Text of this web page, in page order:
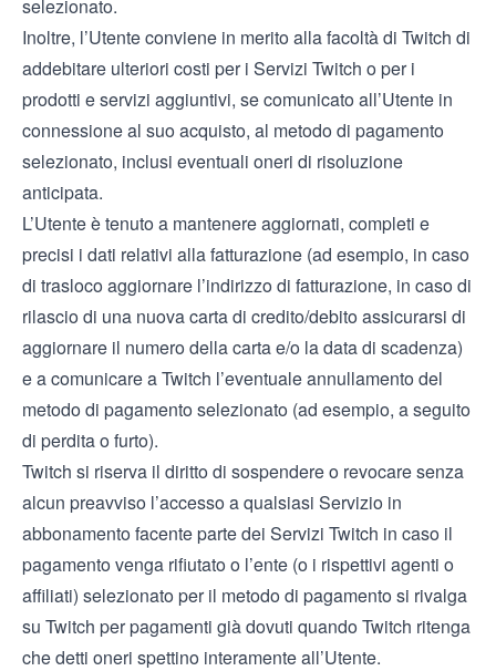
selezionato.
Inoltre, l’Utente conviene in merito alla facoltà di Twitch di
addebitare ulteriori costi per i Servizi Twitch o per i
prodotti e servizi aggiuntivi, se comunicato all’Utente in
connessione al suo acquisto, al metodo di pagamento
selezionato, inclusi eventuali oneri di risoluzione
anticipata.
L’Utente è tenuto a mantenere aggiornati, completi e
precisi i dati relativi alla fatturazione (ad esempio, in caso
di trasloco aggiornare l’indirizzo di fatturazione, in caso di
rilascio di una nuova carta di credito/debito assicurarsi di
aggiornare il numero della carta e/o la data di scadenza)
e a comunicare a Twitch l’eventuale annullamento del
metodo di pagamento selezionato (ad esempio, a seguito
di perdita o furto).
Twitch si riserva il diritto di sospendere o revocare senza
alcun preavviso l’accesso a qualsiasi Servizio in
abbonamento facente parte dei Servizi Twitch in caso il
pagamento venga rifiutato o l’ente (o i rispettivi agenti o
affiliati) selezionato per il metodo di pagamento si rivalga
su Twitch per pagamenti già dovuti quando Twitch ritenga
che detti oneri spettino interamente all’Utente.